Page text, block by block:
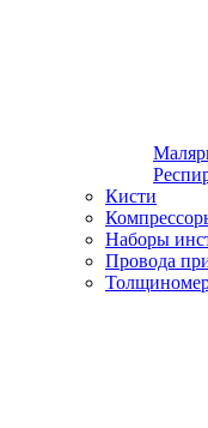
Кисти
Наборы
Провода